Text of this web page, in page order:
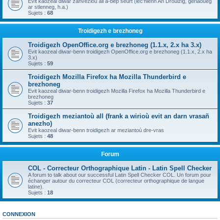
ar stlenneg, h.a.)
Sujets : 68
Troidigezh e brezhoneg
Troidigezh OpenOffice.org e brezhoneg (1.1.x, 2.x ha 3.x)
Evit kaozeal diwar-benn troidigezh OpenOffice.org e brezhoneg (1.1.x, 2.x ha
3.x)
Sujets : 59
Troidigezh Mozilla Firefox ha Mozilla Thunderbird e
brezhoneg
Evit kaozeal diwar-benn troidigezh Mozilla Firefox ha Mozilla Thunderbird e
brezhoneg
Sujets : 37
Troidigezh meziantoù all (frank a wirioù evit an darn vrasañ
anezho)
Evit kaozeal diwar-benn troidigezh ar meziantoù dre-vras
Sujets : 48
Forum
COL - Correcteur Orthographique Latin - Latin Spell Checker
A forum to talk about our successful Latin Spell Checker COL. Un forum pour
échanger autour du correcteur COL (correcteur orthographique de langue
latine).
Sujets : 18
CONNEXION